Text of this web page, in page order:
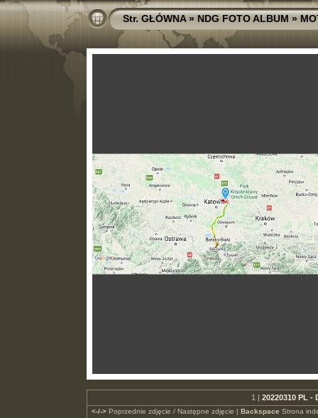
Str. GŁÓWNA»NDG FOTO ALBUM»
1 | 20220310 PL -
<-/->Poprzednie zdjęcie / Następne zdjęcie | Backspace Strona